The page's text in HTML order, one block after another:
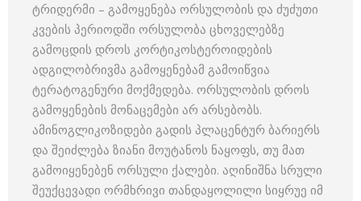
ტრიდერმი – გამოყენება ორსულობის და ძუძუთი
კვების პერიოდში ორსულობა ცხოველებზე
გამოცდის დროს კორტიკოსტეროიდების
ადგილობრივმა გამოყენებამ გამოიწვია
ტერატოგენური მოქმედება. ორსულობის დროს
გამოყენების მონაცემები არ არსებობს.
ამინოგლიკოზიდები გადის პლაცენტურ ბარიერს
და შეიძლება ზიანი მოუტანოს ნაყოფს, თუ მათ
გამოიყენებენ ორსული ქალები. აღინიშნა სრული
შეუქცევადი ორმხრივი თანდაყოლილი სიყრუე იმ